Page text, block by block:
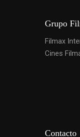
Grupo
Filmax
Cines
Contacto